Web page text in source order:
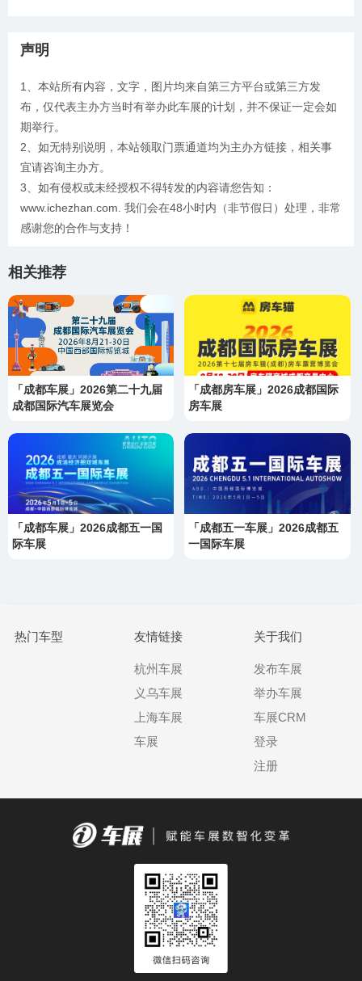
声明
1、本站所有内容，文字，图片均来自第三方平台或第三方发
布，仅代表主办方当时有举办此车展的计划，并不保证一定会如
期举行。
2、如无特别说明，本站领取门票通道均为主办方链接，相关事
宜请咨询主办方。
3、如有侵权或未经授权不得转发的内容请您告知：
www.ichezhan.com. 我们会在48小时内（非节假日）处理，非常
感谢您的合作与支持！
相关推荐
「成都车展」2026第二十九届
成都国际汽车展览会
「成都房车展」2026成都国际
房车展
「成都车展」2026成都五一国
际车展
「成都五一车展」2026成都五
一国际车展
热门车型 友情链接
杭州车展
义乌车展
上海车展
车展
关于我们
发布车展
举办车展
车展CRM
登录
注册